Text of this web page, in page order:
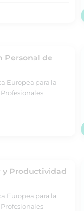
Personal de
Europea para la
y Productividad
Europea para la